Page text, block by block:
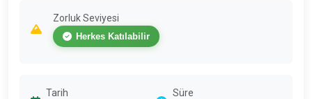
Zorluk Seviyesi
Herkes Katılabilir
Tarih Süre